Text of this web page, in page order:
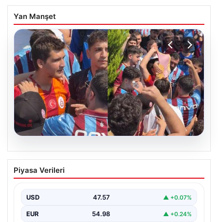
Yan Manşet
05.08.2026
Mohamed Salah’ı karşılamaya gelen
Galatasaraylı taraftarı pişman ettiler!
Piyasa Verileri
USD 47.57 ▲ +0.07%
EUR 54.98 ▲ +0.24%